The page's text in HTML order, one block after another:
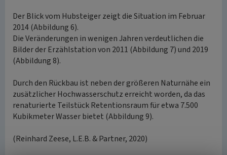
Der Blick vom Hubsteiger zeigt die Situation im Februar
2014 (Abbildung 6).
Die Veränderungen in wenigen Jahren verdeutlichen die
Bilder der Erzählstation von 2011 (Abbildung 7) und 2019
(Abbildung 8).
Durch den Rückbau ist neben der größeren Naturnähe ein
zusätzlicher Hochwasserschutz erreicht worden, da das
renaturierte Teilstück Retentionsraum für etwa 7.500
Kubikmeter Wasser bietet (Abbildung 9).
(Reinhard Zeese, L.E.B. & Partner, 2020)